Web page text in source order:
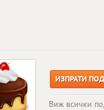
ИЗПРАТИ
Виж всички